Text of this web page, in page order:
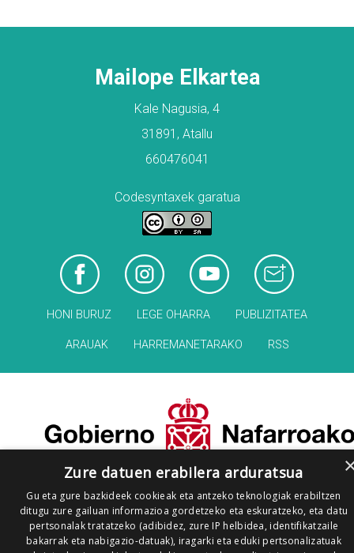
Mailope Elkartea
Kale Nagusia, 4
31891, Atallu
660476041
Codesyntaxek garatua
HONI BURUZ LEGE OHARRA PUBLIZITATEA
ARAUAK HARREMANETARAKO RSS
Zure datuen erabilera arduratsua
Gu eta gure bazkideek cookieak eta antzeko teknologiak erabiltzen
ditugu zure gailuan informazioa gordetzeko eta eskuratzeko, eta datu
pertsonalak tratatzeko (adibidez, zure IP helbidea, identifikatzaile
bakarrak eta nabigazio-datuak), iragarki eta eduki pertsonalizatuak